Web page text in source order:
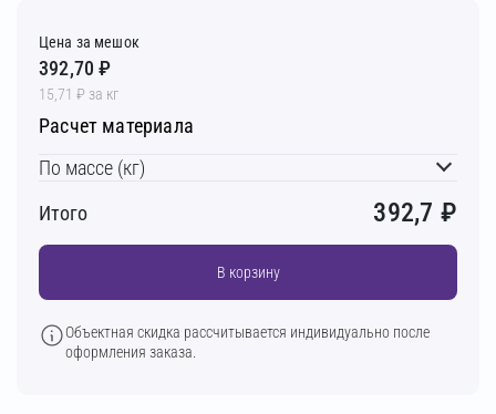
Цена за мешок
392,70 ₽
15,71 ₽ за кг
Расчет материала
По массе (кг)
Итого
392,7 ₽
В корзину
Объектная скидка рассчитывается индивидуально после
оформления заказа.